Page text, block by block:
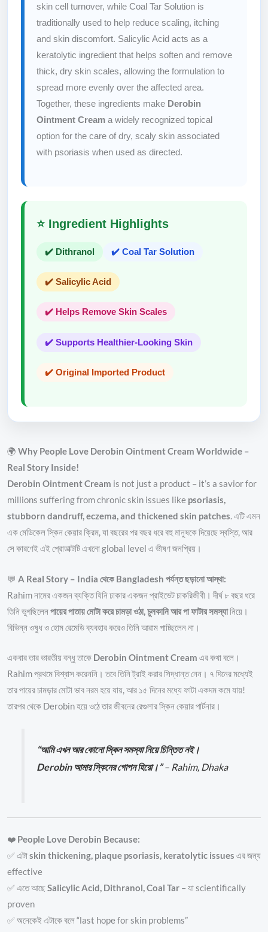
skin cell turnover, while Coal Tar Solution is
traditionally used to help reduce scaling, itching
and skin discomfort. Salicylic Acid acts as a
keratolytic ingredient that helps soften and remove
thick, dry skin scales, allowing the formulation to
spread more evenly over the affected area.
Together, these ingredients make Derobin
Ointment Cream a widely recognized topical
option for the care of dry, scaly skin associated
with psoriasis when used as directed.
⭐ Ingredient Highlights
✔️ Dithranol ✔️ Coal Tar Solution
✔️ Salicylic Acid
✔️ Helps Remove Skin Scales
✔️ Supports Healthier-Looking Skin
✔️ Original Imported Product
🌍 Why People Love Derobin Ointment Cream Worldwide –
Real Story Inside!
Derobin Ointment Cream is not just a product – it’s a savior for
millions suffering from chronic skin issues like psoriasis,
stubborn dandruff, eczema, and thickened skin patches. এটি এমন
এক মেডিকেল স্কিন কেয়ার ক্রিম, যা বছরের পর বছর ধরে বহু মানুষকে দিয়েছে স্বস্তি, আর
সে কারণেই এই প্রোডাক্টটি এখনো global level এ ভীষণ জনপ্রিয়।
💬 A Real Story – India থেকে Bangladesh পর্যন্ত ছড়ানো আস্থা:
Rahim নামের একজন ব্যক্তি যিনি ঢাকার একজন প্রাইভেট চাকরিজীবী। দীর্ঘ ৮ বছর ধরে
তিনি ভুগছিলেনপায়ের পাতায় মোটা করে চামড়া ওঠা, চুলকানি আর পা ফাটার সমস্যানিয়ে।
বিভিন্ন ওষুধ ও হোম রেমেডি ব্যবহার করেও তিনি আরাম পাচ্ছিলেন না।
একবার তার ভারতীয় বন্ধু তাকে Derobin Ointment Cream এর কথা বলে।
Rahim প্রথমে বিশ্বাস করেননি। তবে তিনি ট্রাই করার সিদ্ধান্ত নেন। ৭ দিনের মধ্যেই
তার পায়ের চামড়ার মোটা ভাব নরম হয়ে যায়, আর ১৫ দিনের মধ্যে ফাটা একদম কমে যায়!
তারপর থেকে Derobin হয়ে ওঠে তার জীবনের রেগুলার স্কিন কেয়ার পার্টনার।
“আমি এখন আর কোনো স্কিন সমস্যা নিয়ে চিন্তিত নই।
Derobin আমার স্কিনের গোপন হিরো।”– Rahim, Dhaka
❤️ People Love Derobin Because:
✅ এটাskin thickening, plaque psoriasis, keratolytic issues এর জন্য
effective
✅ এতে আছেSalicylic Acid, Dithranol, Coal Tar – যা scientifically
proven
✅ অনেকেই এটাকে বলে “last hope for skin problems”